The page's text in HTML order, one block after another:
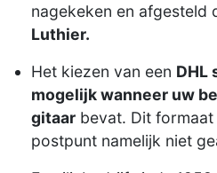
nagekeken en afgesteld
Luthier.
Het kiezen van een DHL
mogelijk wanneer uw
gitaar bevat. Dit
postpunt namelijk niet